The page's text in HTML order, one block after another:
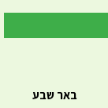
באר שבע